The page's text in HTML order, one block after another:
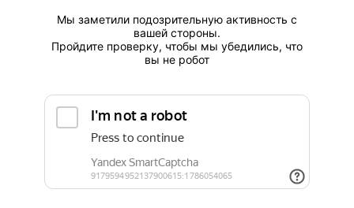
Мы заметили подозрительную активность с
вашей стороны.
Пройдите проверку, чтобы мы убедились, что
вы не робот